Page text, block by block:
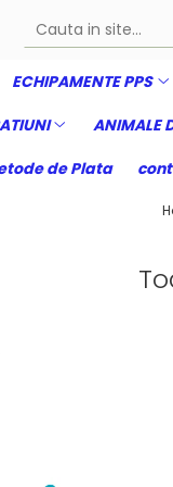
ECHIPAMENTE PPS
ANIMALE
de Plata